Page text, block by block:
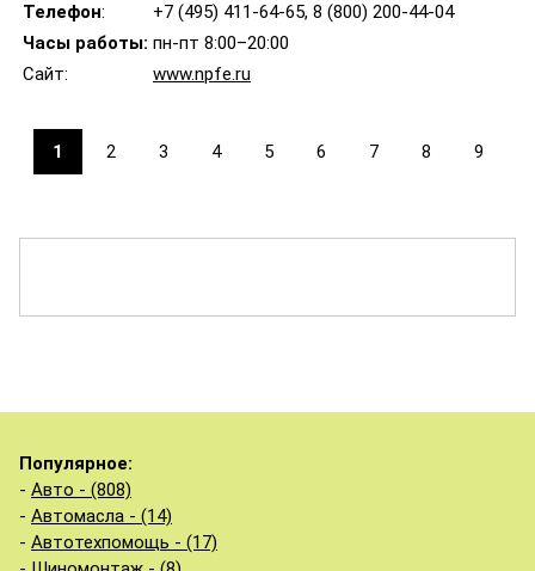
Телефон:
+7 (495) 411-64-65, 8 (800) 200-44-04
Часы работы: пн-пт 8:00–20:00
Сайт:
www.npfe.ru
1 2 3 4 5 6 7 8 9
Популярное:
- Авто - (808)
- Автомасла - (14)
- Автотехпомощь - (17)